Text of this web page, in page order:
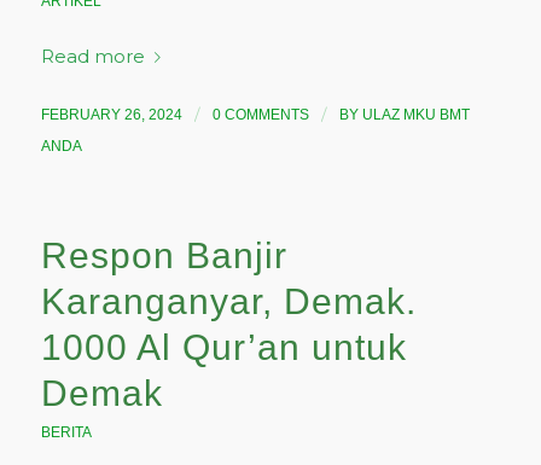
Read more
FEBRUARY 26, 2024 / 0 COMMENTS / BY ULAZ MKU BMT
ANDA
Respon Banjir
Karanganyar, Demak.
1000 Al Qur’an untuk
Demak
BERITA